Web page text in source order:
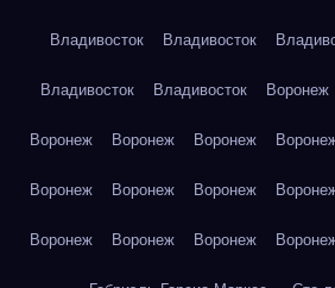
Владивосток Владивосток
Владивосток Владивосток Воронеж
Воронеж Воронеж Воронеж
Воронеж Воронеж Воронеж
Воронеж Воронеж Воронеж